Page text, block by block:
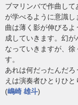
ブマリンバで作曲し
が学べるように意識し
曲は薄く影が伸びる
成していきます。幻
なっていきますが、
す。
あれは何だったんだ
えは演奏者ひとりひと
(嶋崎 雄斗)